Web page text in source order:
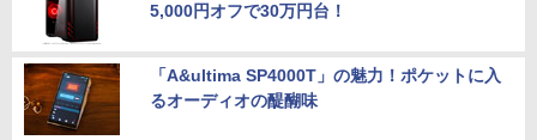
5,000円オフで30万円台！
「A&ultima SP4000T」の魅力！ポケットに入
るオーディオの醍醐味